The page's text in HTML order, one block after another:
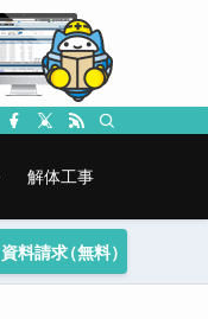
解体工事
資料請求（無料）